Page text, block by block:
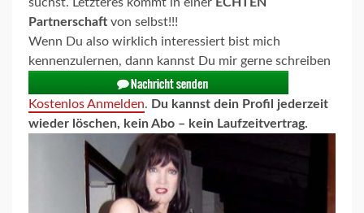
Partnerschaft von selbst!!!
Wenn Du also wirklich interessiert bist mich
kennenzulernen, dann kannst Du mir gerne schreiben
Kostenlos Anmelden. Du kannst dein Profil jederzeit
wieder löschen, kein Abo – kein Laufzeitvertrag.